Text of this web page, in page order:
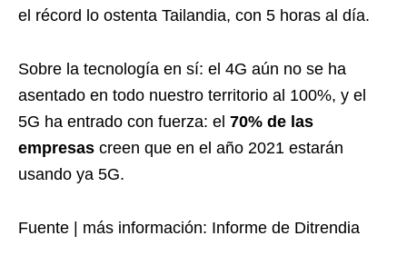
el récord lo ostenta Tailandia, con 5 horas al día.
Sobre la tecnología en sí: el 4G aún no se ha
asentado en todo nuestro territorio al 100%, y el
5G ha entrado con fuerza: el 70% de las
empresas creen que en el año 2021 estarán
usando ya 5G.
Fuente | más información: Informe de Ditrendia